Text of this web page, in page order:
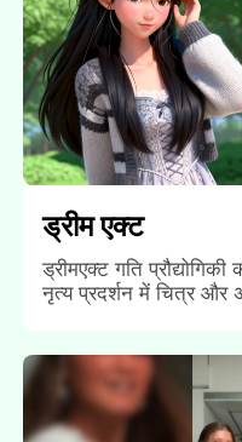
ड्रीम एक्ट
ड्रीमएक्ट गति
नृत्य प्रदर्शन में चित्र और